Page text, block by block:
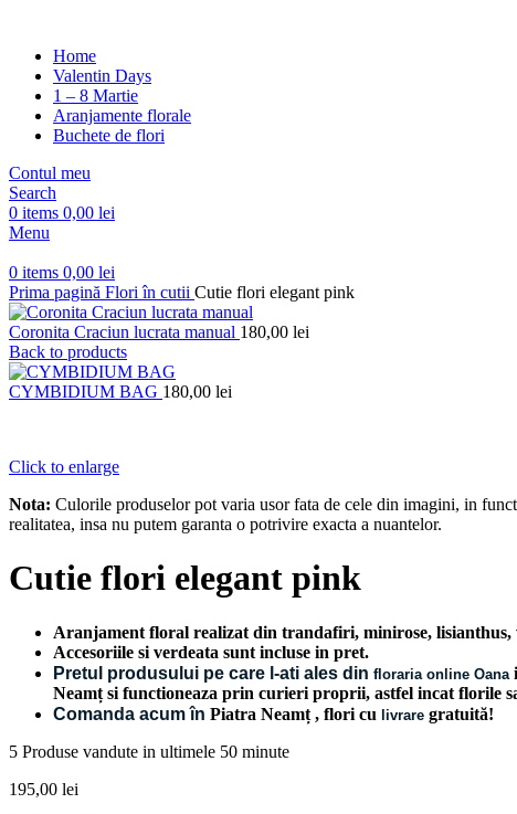
Home
Valentin Days
1 – 8 Martie
Aranjamente florale
Buchete de flori
Contul meu
Search
0 items 0,00 lei
Menu
0 items 0,00 lei
Prima pagină Flori în cutii Cutie flori elegant pink
Coronita Craciun lucrata manual 180,00 lei
Back to products
CYMBIDIUM BAG 180,00 lei
Click to enlarge
Nota: Culorile produselor pot varia usor fata de cele din imagini, in
realitatea, insa nu putem garanta o potrivire exacta a nuantelor.
Cutie flori elegant pink
Aranjament floral realizat din trandafiri, minirose, lisianthus,
Accesoriile si verdeata sunt incluse in pret.
Pretul produsului pe care l-ati ales din floraria online Oana
Neamț si functioneaza prin curieri proprii, astfel incat florile
Comanda acum în Piatra Neamț , flori cu livrare gratuită!
5 Produse vandute in ultimele 50 minute
195,00 lei